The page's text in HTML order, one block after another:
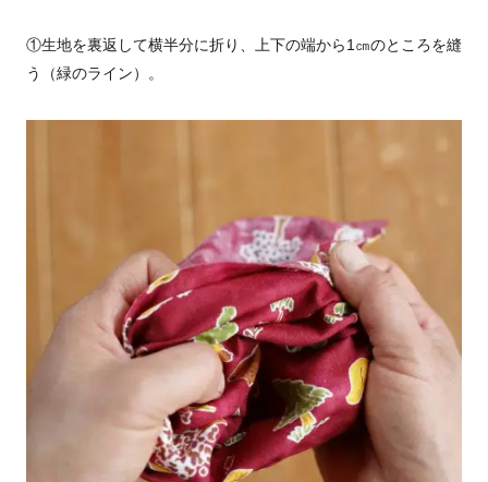
①生地を裏返して横半分に折り、上下の端から1 ㎝のところを縫
う（緑のライン）。